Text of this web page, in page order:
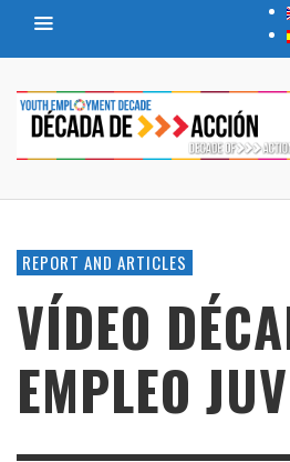
REPORT AND ARTICLES
VÍDEO
EMPLEO